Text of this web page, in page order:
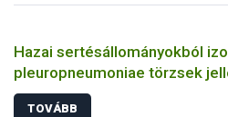
Hazai sertésállományokból
pleuropneumoniae törzsek
TOVÁBB